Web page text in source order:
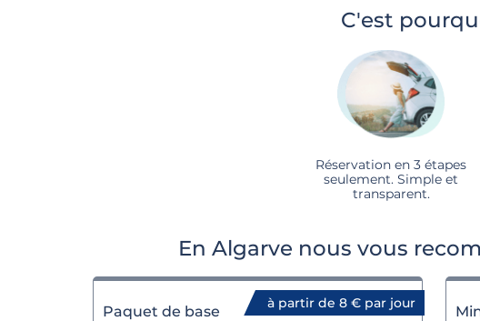
C'est
Réservation en 3 étapes
seulement. Simple et
transparent.
En Algarve nous vous
à partir de 8 € par jour
Paquet de base